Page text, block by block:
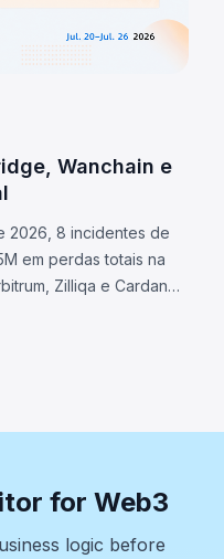
Wanchain e
2026, 8 incidentes de
em perdas totais na
Zilliqa e Cardano.
for Web3
logic before